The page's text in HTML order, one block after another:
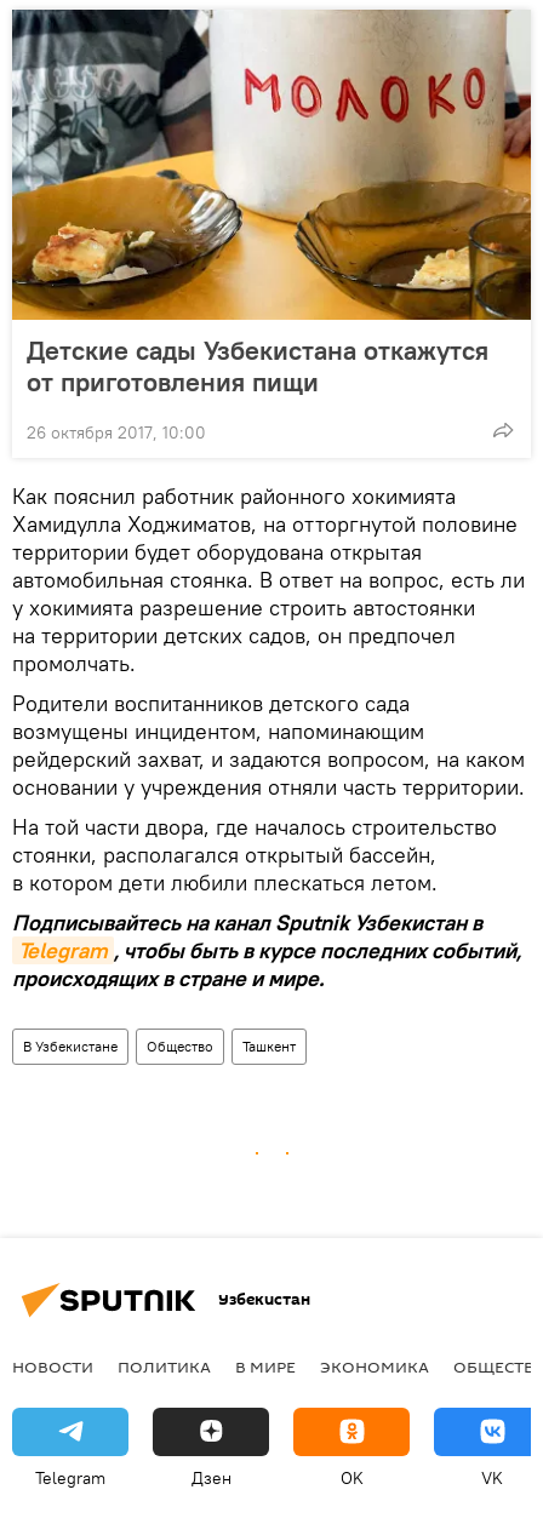
Детские сады Узбекистана откажутся
от приготовления пищи
26 октября 2017, 10:00
Как пояснил работник районного хокимията
Хамидулла Ходжиматов, на отторгнутой половине
территории будет оборудована открытая
автомобильная стоянка. В ответ на вопрос, есть ли
у хокимията разрешение строить автостоянки
на территории детских садов, он предпочел
промолчать.
Родители воспитанников детского сада
возмущены инцидентом, напоминающим
рейдерский захват, и задаются вопросом, на каком
основании у учреждения отняли часть территории.
На той части двора, где началось строительство
стоянки, располагался открытый бассейн,
в котором дети любили плескаться летом.
Подписывайтесь на канал Sputnik Узбекистан в
Telegram , чтобы быть в курсе последних событий,
происходящих в стране и мире.
В Узбекистане Общество Ташкент
Узбекистан
НОВОСТИ ПОЛИТИКА В МИРЕ ЭКОНОМИКА
Telegram Дзен OK VK